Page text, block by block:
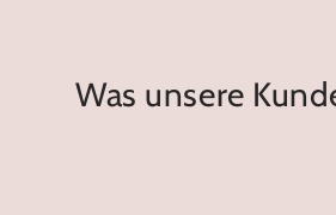
Was unsere